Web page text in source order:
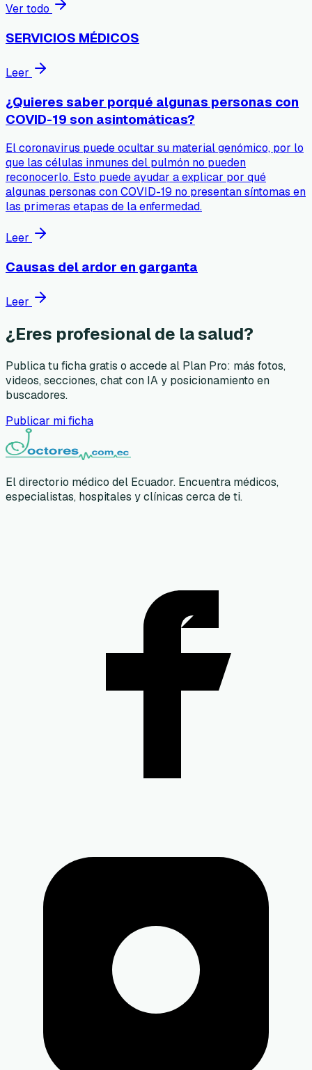
Ver todo
SERVICIOS MÉDICOS
Leer
¿Quieres saber porqué algunas personas con
COVID-19 son asintomáticas?
El coronavirus puede ocultar su material genómico, por lo
que las células inmunes del pulmón no pueden
reconocerlo. Esto puede ayudar a explicar por qué
algunas personas con COVID-19 no presentan síntomas en
las primeras etapas de la enfermedad.
Leer
Causas del ardor en garganta
Leer
¿Eres profesional de la salud?
Publica tu ficha gratis o accede al Plan Pro: más fotos,
videos, secciones, chat con IA y posicionamiento en
buscadores.
Publicar mi ficha
El directorio médico del Ecuador. Encuentra médicos,
especialistas, hospitales y clínicas cerca de ti.